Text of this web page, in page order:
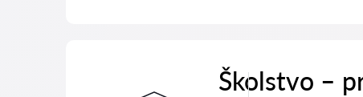
Školstvo –